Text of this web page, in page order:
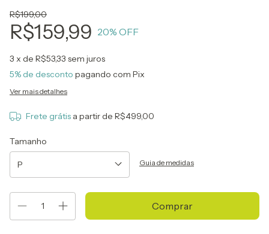
R$199,00
R$159,99 20% OFF
3 x de R$53,33 sem juros
5% de desconto pagando com Pix
Ver mais detalhes
Frete grátis a partir de R$499,00
Tamanho
Guia de medidas